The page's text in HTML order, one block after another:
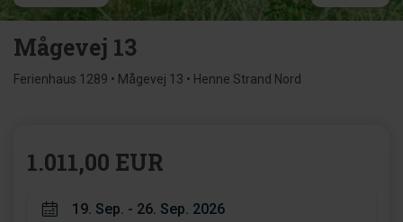
Mågevej 13
Ferienhaus 1289 • Mågevej 13 • Henne Strand Nord
1.011,00 EUR